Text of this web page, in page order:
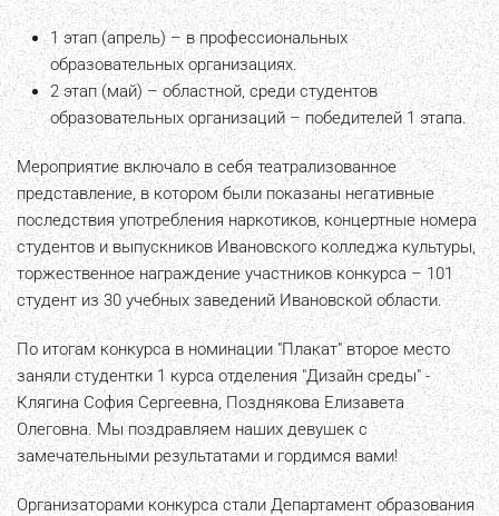
1 этап (апрель) – в профессиональных
образовательных организациях.
2 этап (май) – областной, среди студентов
образовательных организаций – победителей 1 этапа.
Мероприятие включало в себя театрализованное
представление, в котором были показаны негативные
последствия употребления наркотиков, концертные номера
студентов и выпускников Ивановского колледжа культуры,
торжественное награждение участников конкурса – 101
студент из 30 учебных заведений Ивановской области.
По итогам конкурса в номинации "Плакат" второе место
заняли студентки 1 курса отделения "Дизайн среды" -
Клягина София Сергеевна, Позднякова Елизавета
Олеговна. Мы поздравляем наших девушек с
замечательными результатами и гордимся вами!
Организаторами конкурса стали Департамент образования